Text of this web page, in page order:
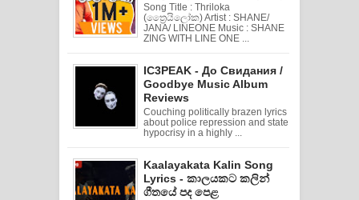
Song Title : Thriloka
(ත්‍රෛයිලෝක) Artist : SHANE/
JANA/ LINEONE Music : SHANE
ZING WITH LINE ONE ...
IC3PEAK - До Свидания /
Goodbye Music Album
Reviews
Couching politically brazen lyrics
about police repression and state
hypocrisy in a highly ...
Kaalayakata Kalin Song
Lyrics - කාලයකට කලින්
ගීතයේ පද පෙළ